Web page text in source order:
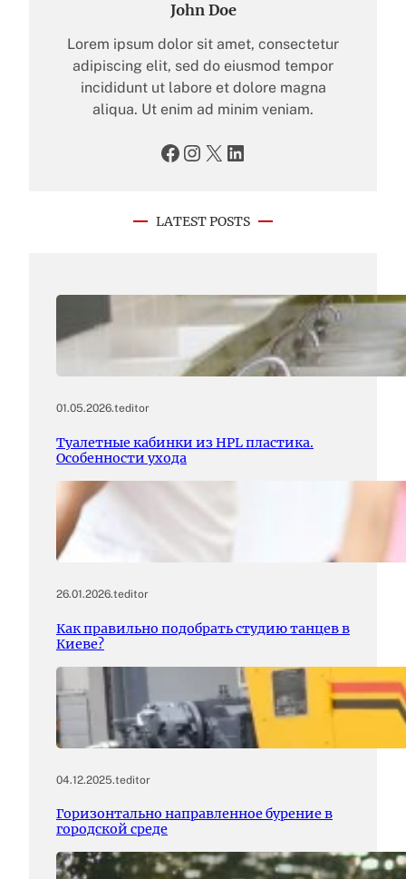
John Doe
Lorem ipsum dolor sit amet, consectetur
adipiscing elit, sed do eiusmod tempor
incididunt ut labore et dolore magna
aliqua. Ut enim ad minim veniam.
Facebook Instagram X LinkedIn
LATEST POSTS
01.05.2026.teditor
Туалетные кабинки из HPL пластика.
Особенности ухода
26.01.2026.teditor
Как правильно подобрать студию танцев в
Киеве?
04.12.2025.teditor
Горизонтально направленное бурение в
городской среде